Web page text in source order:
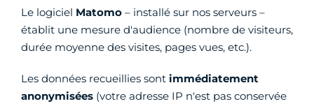
Le logiciel Matomo – installé sur nos serveurs –
établit une mesure d'audience (nombre de visiteurs,
durée moyenne des visites, pages vues, etc.).
Les données recueillies sont immédiatement
anonymisées (votre adresse IP n'est pas conservée